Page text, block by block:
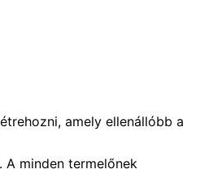
amely ellenállóbb a
minden termelőnek